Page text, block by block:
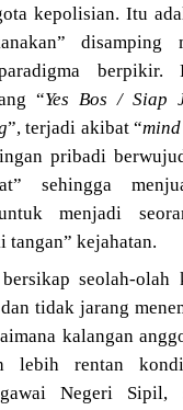
kepolisian. Itu
disamping
berpikir.
“Yes Bos / Siap
”, terjadi akibat “
pribadi
sehingga
menjadi
tangan” kejahatan.
bersikap seolah-olah
tidak jarang
kalangan
lebih rentan
Negeri Sipil,